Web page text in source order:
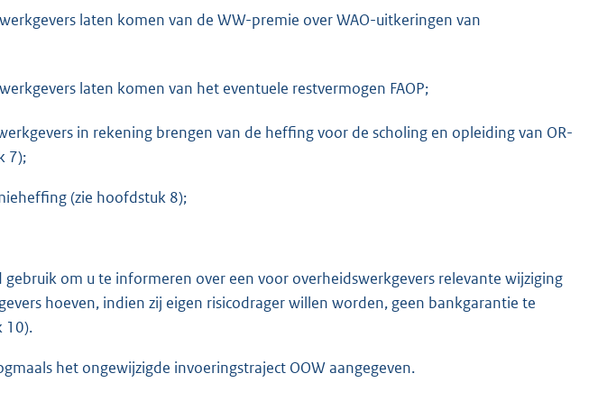
laten komen van de WW-premie over WAO-uitkeringen van
laten komen van het eventuele restvermogen FAOP;
in rekening brengen van de heffing voor de scholing en opleiding van OR-
7);
(zie hoofdstuk 8);
gebruik om u te informeren over een voor overheidswerkgevers relevante wijziging
hoeven, indien zij eigen risicodrager willen worden, geen bankgarantie te
10).
het ongewijzigde invoeringstraject OOW aangegeven.